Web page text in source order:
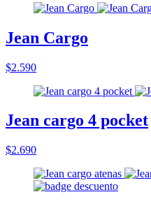
Jean Cargo
$2.590
Jean cargo 4 pocket
$2.690